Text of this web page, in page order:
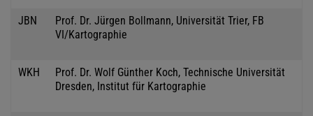
JBN
Prof. Dr. Jürgen Bollmann, Universität Trier, FB
VI/Kartographie
WKH
Prof. Dr. Wolf Günther Koch, Technische Universität
Dresden, Institut für Kartographie